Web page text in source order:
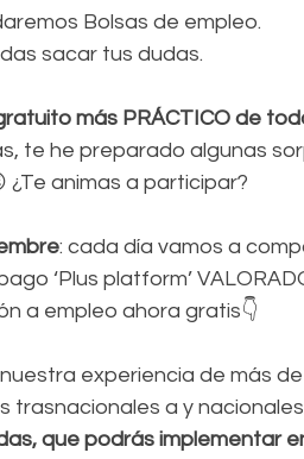
Bolsas de empleo.
sacar tus dudas.
más PRÁCTICO de
te he preparado algunas
animas a participar?
: cada día vamos a
‘Plus platform’
a empleo ahora gratis👇
trasnacionales a y
que podrás implementar